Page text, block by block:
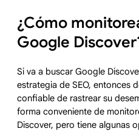
¿Cómo
Google
Si va a buscar Google
estrategia de SEO, entonces
confiable de rastrear su
forma conveniente de
Discover, pero tiene algunas